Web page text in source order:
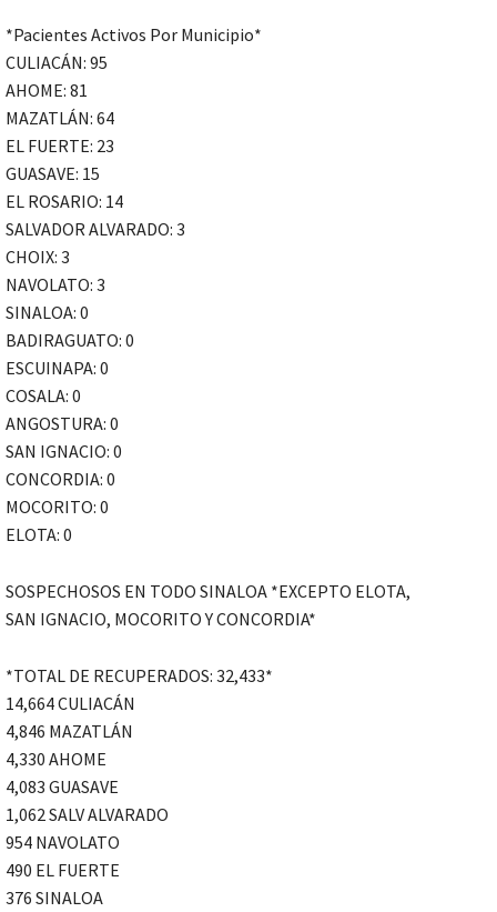
*Pacientes Activos Por Municipio*
CULIACÁN: 95
AHOME: 81
MAZATLÁN: 64
EL FUERTE: 23
GUASAVE: 15
EL ROSARIO: 14
SALVADOR ALVARADO: 3
CHOIX: 3
NAVOLATO: 3
SINALOA: 0
BADIRAGUATO: 0
ESCUINAPA: 0
COSALA: 0
ANGOSTURA: 0
SAN IGNACIO: 0
CONCORDIA: 0
MOCORITO: 0
ELOTA: 0
SOSPECHOSOS EN TODO SINALOA *EXCEPTO ELOTA,
SAN IGNACIO, MOCORITO Y CONCORDIA*
*TOTAL DE RECUPERADOS: 32,433*
14,664 CULIACÁN
4,846 MAZATLÁN
4,330 AHOME
4,083 GUASAVE
1,062 SALV ALVARADO
954 NAVOLATO
490 EL FUERTE
376 SINALOA